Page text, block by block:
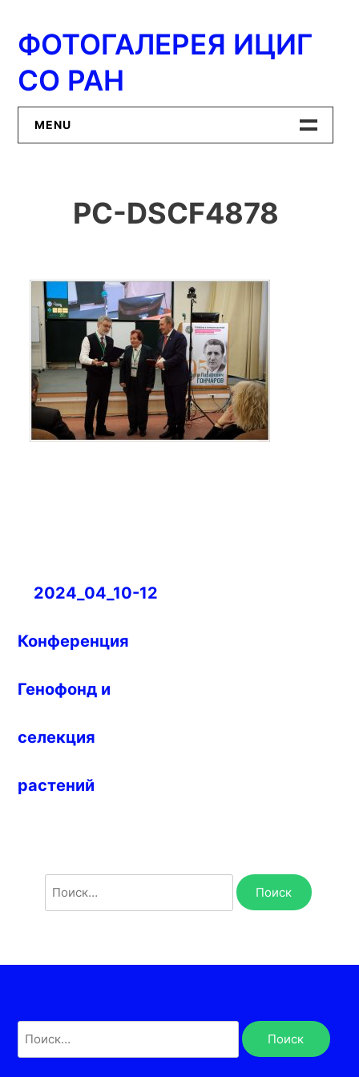
содержимому
ФОТОГАЛЕРЕЯ ИЦИГ
СО РАН
MENU
ИЦиГ СО РАН
PC-DSCF4878
Навигация
записям
2024_04_10-12
Конференция
Генофонд и
селекция
растений
Найти: